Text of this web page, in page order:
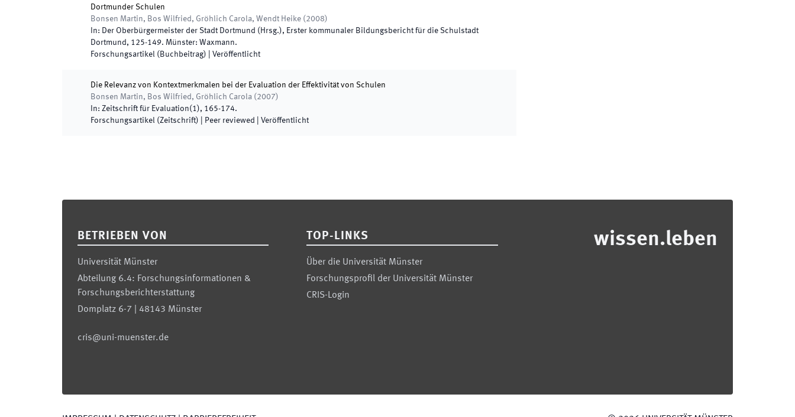
Dortmunder Schulen
Bonsen Martin, Bos Wilfried, Gröhlich Carola, Wendt Heike ( 2008)
In: Der Oberbürgermeister der Stadt Dortmund ( Hrsg.), Erster kommunaler Bildungsbericht für die Schulstadt
Dortmund, 125-149. Münster: Waxmann.
Forschungsartikel (Buchbeitrag)
Veröffentlicht
Die Relevanz von Kontextmerkmalen bei der Evaluation der Effektivität von Schulen
Bonsen Martin, Bos Wilfried, Gröhlich Carola ( 2007)
In: Zeitschrift für Evaluation(1), 165-174.
Forschungsartikel (Zeitschrift) | Peer reviewed Veröffentlicht
BETRIEBEN VON
Universität Münster
Abteilung 6.4: Forschungsinformationen &
Forschungsberichterstattung
Domplatz 6-7 | 48143 Münster
cris@uni-muenster.de
TOP-LINKS
Über die Universität Münster
Forschungsprofil der Universität Münster
CRIS-Login
wissen.leben